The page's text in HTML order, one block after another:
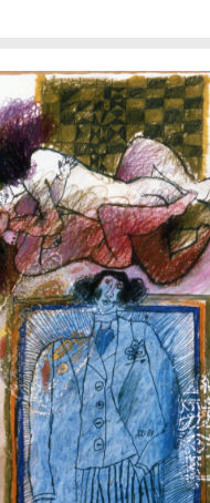
EXPERTISE
E-SHOP
CONTACT